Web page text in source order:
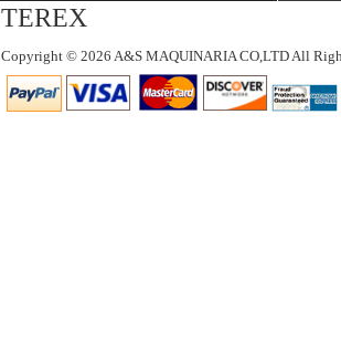
TEREX
Copyright © 2026 A&S MAQUINARIA CO,LTD All